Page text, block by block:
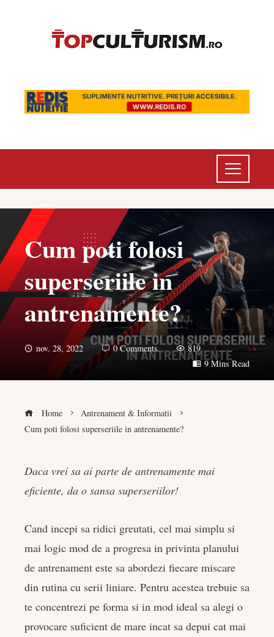
Cum poti folosi
superseriile in
antrenamente?
nov. 28, 2022 0 Comments
819
9 Mins Read
Home
Antrenament & Informatii
Cum poti folosi superseriile in antrenamente?
Daca vrei sa ai parte de antrenamente mai
eficiente, da o sansa superseriilor!
Cand incepi sa ridici greutati, cel mai simplu si
mai logic mod de a progresa in privinta planului
de antrenament este sa abordezi fiecare miscare
din rutina cu serii liniare. Pentru acestea trebuie sa
te concentrezi pe forma si in mod ideal sa alegi o
provocare suficient de mare incat sa depui cat mai